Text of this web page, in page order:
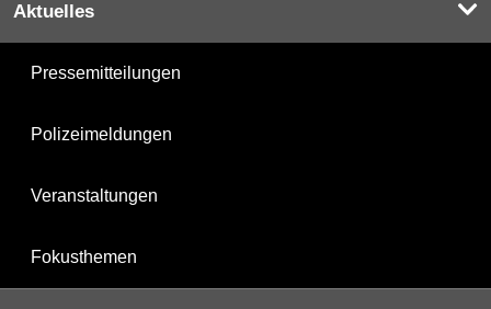
Aktuelles
Pressemitteilungen
Polizeimeldungen
Veranstaltungen
Fokusthemen